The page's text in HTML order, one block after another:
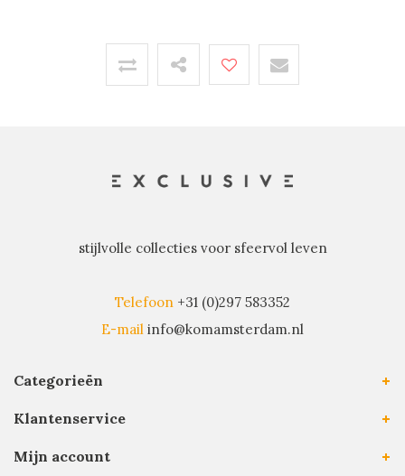
stijlvolle collecties voor sfeervol leven
Telefoon +31 (0)297 583352
E-mail info@komamsterdam.nl
Categorieën
Klantenservice
Mijn account